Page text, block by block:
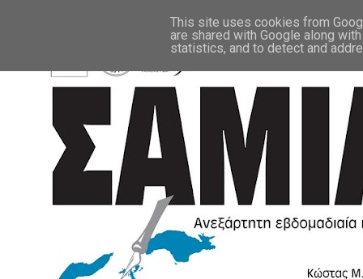
This site uses cookies from
are shared with Google along
statistics, and to detect and